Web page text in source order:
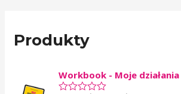
Produkty
Workbook - Moje działania